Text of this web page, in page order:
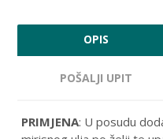
OPIS
POŠALJI UPIT
PRIMJENA: U posudu